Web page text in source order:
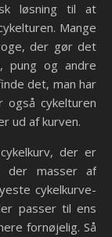
løsning til at
Mange
der gør det
pung og andre
det, man har
cykelturen
ud af kurven.
der er
der masser af
cykelkurve-
passer til ens
fornøjelig. Så